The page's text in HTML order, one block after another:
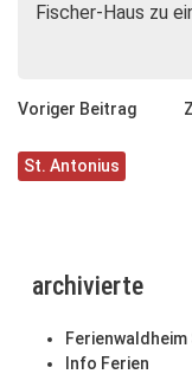
Fischer-Haus zu
Voriger Beitrag
St. Antonius
archivierte
Info Ferien